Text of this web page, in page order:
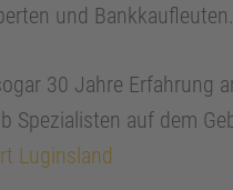
und Bankkaufleuten.
30 Jahre Erfahrung
Spezialisten auf dem
Luginsland